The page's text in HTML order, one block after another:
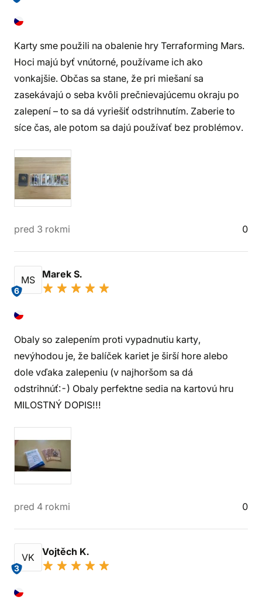
Karty sme použili na obalenie hry Terraforming Mars.
Hoci majú byť vnútorné, používame ich ako
vonkajšie. Občas sa stane, že pri miešaní sa
zasekávajú o seba kvôli prečnievajúcemu okraju po
zalepení – to sa dá vyriešiť odstrihnutím. Zaberie to
síce čas, ale potom sa dajú používať bez problémov.
pred 3 rokmi 0
MS
6
Marek S.
Obaly so zalepením proti vypadnutiu karty,
nevýhodou je, že balíček kariet je širší hore alebo
dole vďaka zalepeniu (v najhoršom sa dá
odstrihnúť:-) Obaly perfektne sedia na kartovú hru
MILOSTNÝ DOPIS!!!
pred 4 rokmi 0
VK
3
Vojtěch K.